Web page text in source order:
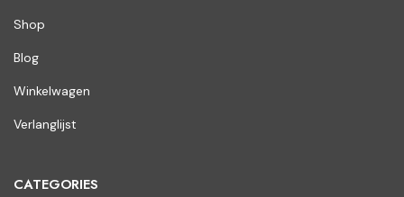
Shop
Blog
Winkelwagen
Verlanglijst
CATEGORIES